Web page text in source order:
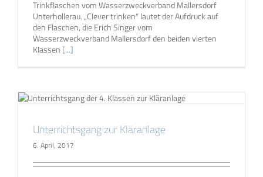
Trinkflaschen vom Wasserzweckverband Mallersdorf
Unterhollerau. „Clever trinken“ lautet der Aufdruck auf
den Flaschen, die Erich Singer vom
Wasserzweckverband Mallersdorf den beiden vierten
Klassen [...]
Unterrichtsgang zur Kläranlage
6. April, 2017